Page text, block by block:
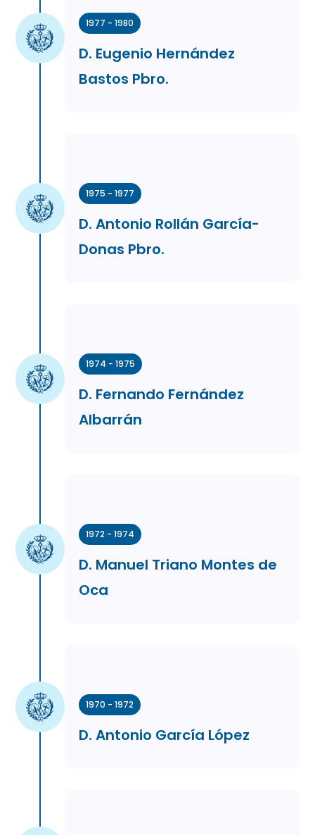
1977 - 1980
D. Eugenio Hernández
Bastos Pbro.
1975 - 1977
D. Antonio Rollán García-
Donas Pbro.
1974 - 1975
D. Fernando Fernández
Albarrán
1972 - 1974
D. Manuel Triano Montes de
Oca
1970 - 1972
D. Antonio García López